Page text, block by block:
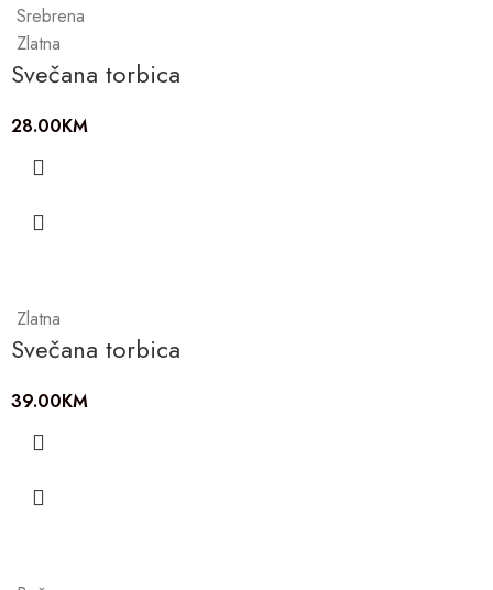
Srebrena
Zlatna
Svečana torbica
28.00KM
Zlatna
Svečana torbica
39.00KM